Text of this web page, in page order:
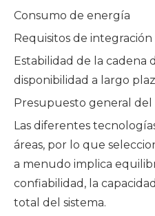
Consumo de energía
Requisitos de integración
Estabilidad de la cadena
disponibilidad a largo
Presupuesto general
Las diferentes
áreas, por lo que
a menudo implica
confiabilidad, la
total del sistema.